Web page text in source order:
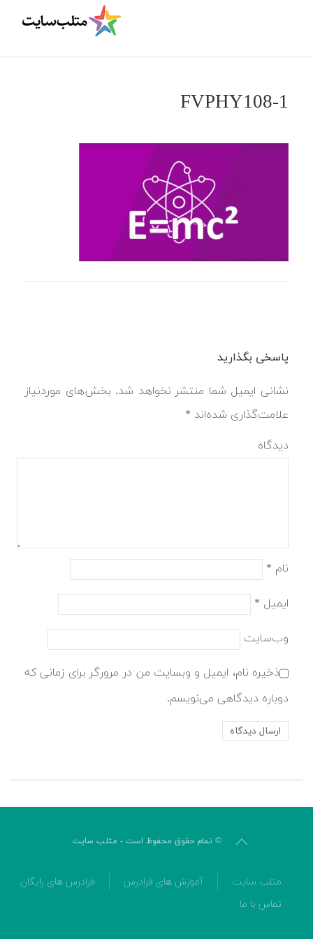
FVPHY108-1
پاسخی بگذارید
نشانی ایمیل شما منتشر نخواهد شد. بخش‌های موردنیاز
علامت‌گذاری شده‌اند *
دیدگاه
نام *
ایمیل *
وب‌سایت
ذخیره نام، ایمیل و وبسایت من در مرورگر برای زمانی که
دوباره دیدگاهی می‌نویسم.
© تمام حقوق محفوظ است - متلب سایت
متلب سایت آموزش های فرادرس
فرادرس های رایگان
تماس با ما